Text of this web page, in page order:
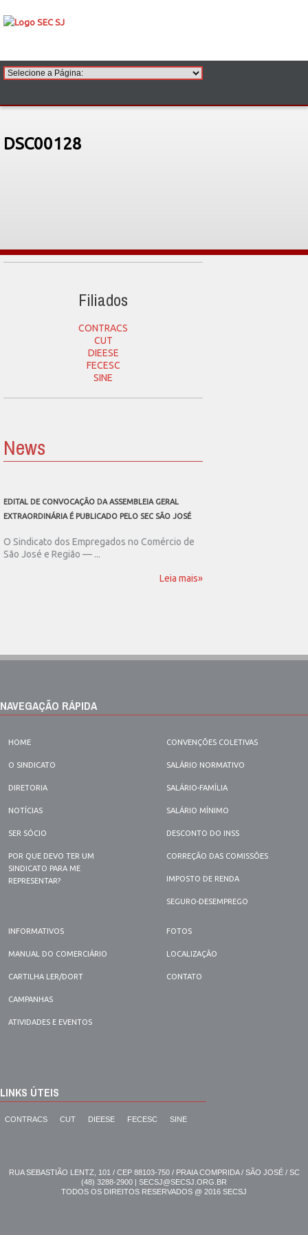
DSC00128
Filiados
CONTRACS
CUT
DIEESE
FECESC
SINE
News
EDITAL DE CONVOCAÇÃO DA ASSEMBLEIA GERAL
EXTRAORDINÁRIA É PUBLICADO PELO SEC SÃO JOSÉ
O Sindicato dos Empregados no Comércio de
São José e Região — ...
Leia mais»
NAVEGAÇÃO RÁPIDA
HOME
O SINDICATO
DIRETORIA
NOTÍCIAS
SER SÓCIO
POR QUE DEVO TER UM
SINDICATO PARA ME
REPRESENTAR?
CONVENÇÕES COLETIVAS
SALÁRIO NORMATIVO
SALÁRIO-FAMÍLIA
SALÁRIO MÍNIMO
DESCONTO DO INSS
CORREÇÃO DAS COMISSÕES
IMPOSTO DE RENDA
SEGURO-DESEMPREGO
INFORMATIVOS
MANUAL DO COMERCIÁRIO
CARTILHA LER/DORT
CAMPANHAS
ATIVIDADES E EVENTOS
FOTOS
LOCALIZAÇÃO
CONTATO
LINKS ÚTEIS
CONTRACS CUT DIEESE FECESC SINE
RUA SEBASTIÃO LENTZ, 101 / CEP 88103-750 / PRAIA COMPRIDA / SÃO JOSÉ / SC
(48) 3288-2900 | SECSJ@SECSJ.ORG.BR
TODOS OS DIREITOS RESERVADOS @ 2016 SECSJ